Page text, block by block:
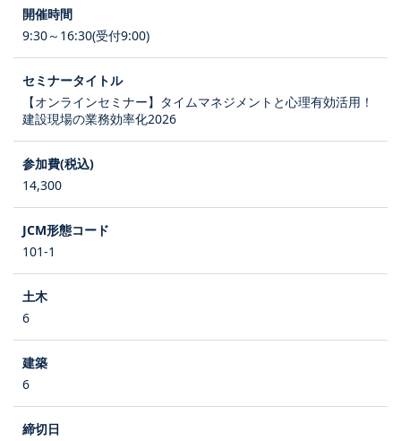
9:30～16:30(受付9:00)
【オンラインセミナー】タイムマネジメントと心理有効活用！
建設現場の業務効率化2026
14,300
101-1
6
6